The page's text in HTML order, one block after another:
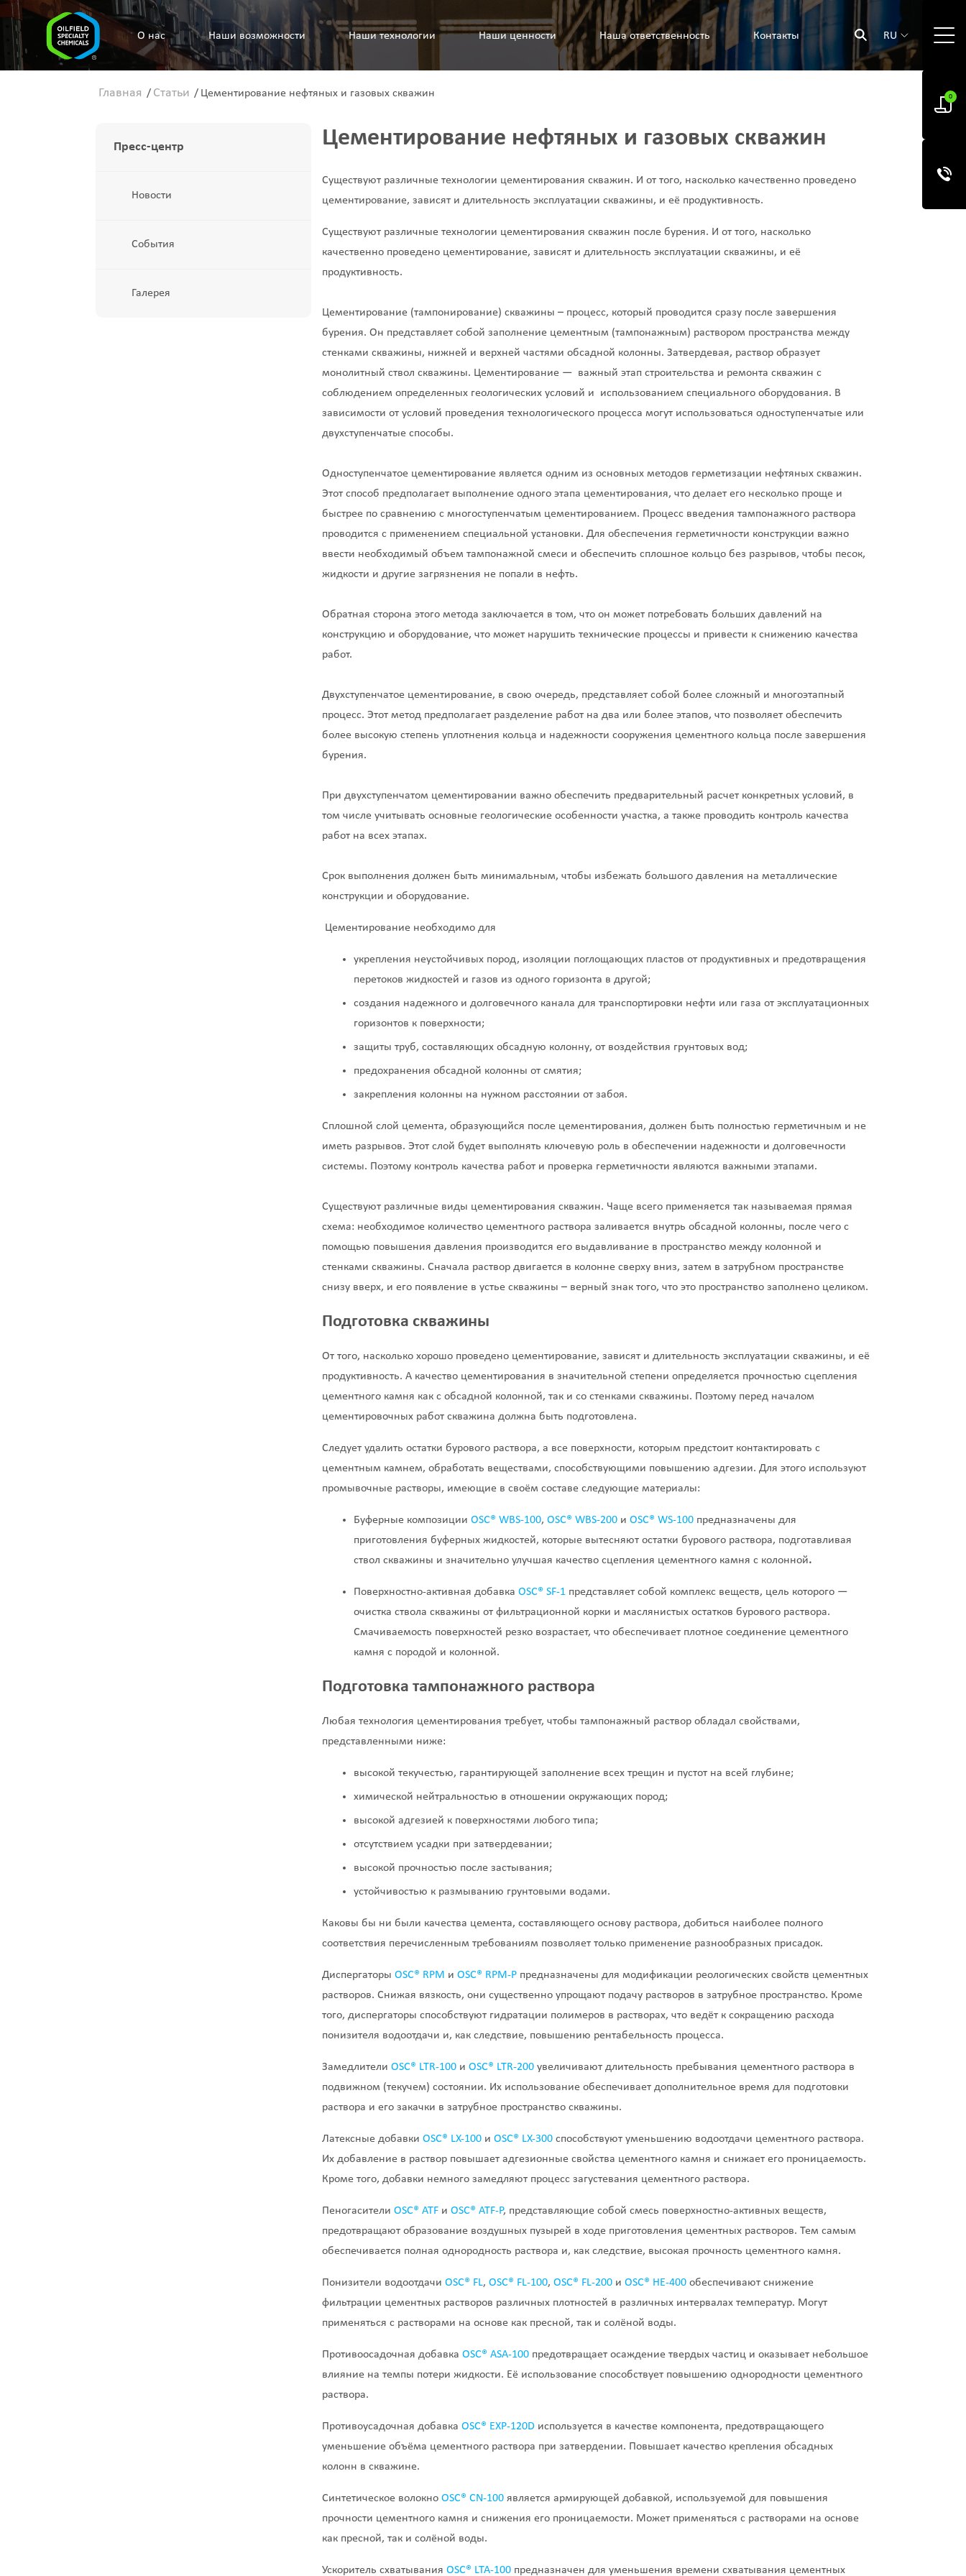
O нас Наши возможности Наши технологии Наши ценности Наша ответственность Контакты RU
0
Главная / Статьи / Цементирование нефтяных и газовых скважин
Пресс-центр
Новости
События
Галерея
Цементирование нефтяных и газовых скважин
Существуют различные технологии цементирования скважин. И от того, насколько качественно проведено
цементирование, зависят и длительность эксплуатации скважины, и её продуктивность.
Существуют различные технологии цементирования скважин после бурения. И от того, насколько
качественно проведено цементирование, зависят и длительность эксплуатации скважины, и её
продуктивность.
Цементирование (тампонирование) скважины – процесс, который проводится сразу после завершения
бурения. Он представляет собой заполнение цементным (тампонажным) раствором пространства между
стенками скважины, нижней и верхней частями обсадной колонны. Затвердевая, раствор образует
монолитный ствол скважины. Цементирование — важный этап строительства и ремонта скважин с
соблюдением определенных геологических условий и использованием специального оборудования. В
зависимости от условий проведения технологического процесса могут использоваться одноступенчатые или
двухступенчатые способы.
Одноступенчатое цементирование является одним из основных методов герметизации нефтяных скважин.
Этот способ предполагает выполнение одного этапа цементирования, что делает его несколько проще и
быстрее по сравнению с многоступенчатым цементированием. Процесс введения тампонажного раствора
проводится с применением специальной установки. Для обеспечения герметичности конструкции важно
ввести необходимый объем тампонажной смеси и обеспечить сплошное кольцо без разрывов, чтобы песок,
жидкости и другие загрязнения не попали в нефть.
Обратная сторона этого метода заключается в том, что он может потребовать больших давлений на
конструкцию и оборудование, что может нарушить технические процессы и привести к снижению качества
работ.
Двухступенчатое цементирование, в свою очередь, представляет собой более сложный и многоэтапный
процесс. Этот метод предполагает разделение работ на два или более этапов, что позволяет обеспечить
более высокую степень уплотнения кольца и надежности сооружения цементного кольца после завершения
бурения.
При двухступенчатом цементировании важно обеспечить предварительный расчет конкретных условий, в
том числе учитывать основные геологические особенности участка, а также проводить контроль качества
работ на всех этапах.
Срок выполнения должен быть минимальным, чтобы избежать большого давления на металлические
конструкции и оборудование.
Цементирование необходимо для
укрепления неустойчивых пород, изоляции поглощающих пластов от продуктивных и предотвращения
перетоков жидкостей и газов из одного горизонта в другой;
создания надежного и долговечного канала для транспортировки нефти или газа от эксплуатационных
горизонтов к поверхности;
защиты труб, составляющих обсадную колонну, от воздействия грунтовых вод;
предохранения обсадной колонны от смятия;
закрепления колонны на нужном расстоянии от забоя.
Сплошной слой цемента, образующийся после цементирования, должен быть полностью герметичным и не
иметь разрывов. Этот слой будет выполнять ключевую роль в обеспечении надежности и долговечности
системы. Поэтому контроль качества работ и проверка герметичности являются важными этапами.
Существуют различные виды цементирования скважин. Чаще всего применяется так называемая прямая
схема: необходимое количество цементного раствора заливается внутрь обсадной колонны, после чего с
помощью повышения давления производится его выдавливание в пространство между колонной и
стенками скважины. Сначала раствор двигается в колонне сверху вниз, затем в затрубном пространстве
снизу вверх, и его появление в устье скважины – верный знак того, что это пространство заполнено целиком.
Подготовка скважины
От того, насколько хорошо проведено цементирование, зависят и длительность эксплуатации скважины, и её
продуктивность. А качество цементирования в значительной степени определяется прочностью сцепления
цементного камня как с обсадной колонной, так и со стенками скважины. Поэтому перед началом
цементировочных работ скважина должна быть подготовлена.
Следует удалить остатки бурового раствора, а все поверхности, которым предстоит контактировать с
цементным камнем, обработать веществами, способствующими повышению адгезии. Для этого используют
промывочные растворы, имеющие в своём составе следующие материалы:
Буферные композиции OSC® WBS-100, OSC® WBS-200 и OSC® WS-100 предназначены для
приготовления буферных жидкостей, которые вытесняют остатки бурового раствора, подготавливая
ствол скважины и значительно улучшая качество сцепления цементного камня с колонной.
Поверхностно-активная добавка OSC® SF-1 представляет собой комплекс веществ, цель которого —
очистка ствола скважины от фильтрационной корки и маслянистых остатков бурового раствора.
Смачиваемость поверхностей резко возрастает, что обеспечивает плотное соединение цементного
камня с породой и колонной.
Подготовка тампонажного раствора
Любая технология цементирования требует, чтобы тампонажный раствор обладал свойствами,
представленными ниже:
высокой текучестью, гарантирующей заполнение всех трещин и пустот на всей глубине;
химической нейтральностью в отношении окружающих пород;
высокой адгезией к поверхностями любого типа;
отсутствием усадки при затвердевании;
высокой прочностью после застывания;
устойчивостью к размыванию грунтовыми водами.
Каковы бы ни были качества цемента, составляющего основу раствора, добиться наиболее полного
соответствия перечисленным требованиям позволяет только применение разнообразных присадок.
Диспергаторы OSC® RPM и OSC® RPM-P предназначены для модификации реологических свойств цементных
растворов. Снижая вязкость, они существенно упрощают подачу растворов в затрубное пространство. Кроме
того, диспергаторы способствуют гидратации полимеров в растворах, что ведёт к сокращению расхода
понизителя водоотдачи и, как следствие, повышению рентабельность процесса.
Замедлители OSC® LTR-100 и OSC® LTR-200 увеличивают длительность пребывания цементного раствора в
подвижном (текучем) состоянии. Их использование обеспечивает дополнительное время для подготовки
раствора и его закачки в затрубное пространство скважины.
Латексные добавки OSC® LX-100 и OSC® LX-300 способствуют уменьшению водоотдачи цементного раствора.
Их добавление в раствор повышает адгезионные свойства цементного камня и снижает его проницаемость.
Кроме того, добавки немного замедляют процесс загустевания цементного раствора.
Пеногасители OSC® ATF и OSC® ATF-P, представляющие собой смесь поверхностно-активных веществ,
предотвращают образование воздушных пузырей в ходе приготовления цементных растворов. Тем самым
обеспечивается полная однородность раствора и, как следствие, высокая прочность цементного камня.
Понизители водоотдачи OSC® FL, OSC® FL-100, OSC® FL-200 и OSC® НЕ‐400 обеспечивают снижение
фильтрации цементных растворов различных плотностей в различных интервалах температур. Могут
применяться с растворами на основе как пресной, так и солёной воды.
Противоосадочная добавка OSC® ASA-100 предотвращает осаждение твердых частиц и оказывает небольшое
влияние на темпы потери жидкости. Её использование способствует повышению однородности цементного
раствора.
Противоусадочная добавка OSC® EXP-120D используется в качестве компонента, предотвращающего
уменьшение объёма цементного раствора при затвердении. Повышает качество крепления обсадных
колонн в скважине.
Синтетическое волокно OSC® CN-100 является армирующей добавкой, используемой для повышения
прочности цементного камня и снижения его проницаемости. Может применяться с растворами на основе
как пресной, так и солёной воды.
Ускоритель схватывания OSC® LTA-100 предназначен для уменьшения времени схватывания цементных